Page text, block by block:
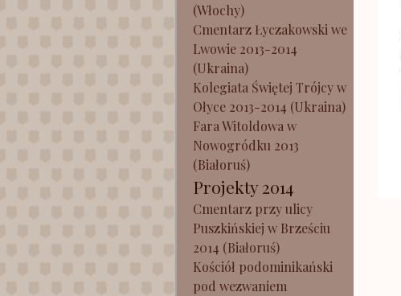
(Włochy)
Cmentarz Łyczakowski we
Lwowie 2013-2014
(Ukraina)
Kolegiata Świętej Trójcy w
Ołyce 2013-2014 (Ukraina)
Fara Witoldowa w
Nowogródku 2013
(Białoruś)
Projekty 2014
Cmentarz przy ulicy
Puszkińskiej w Brześciu
2014 (Białoruś)
Kościół podominikański
pod wezwaniem